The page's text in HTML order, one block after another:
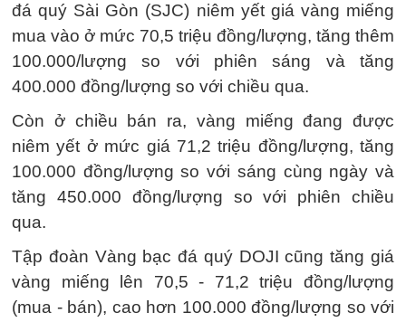
đá quý Sài Gòn (SJC) niêm yết giá vàng miếng
mua vào ở mức 70,5 triệu đồng/lượng, tăng thêm
100.000/lượng so với phiên sáng và tăng
400.000 đồng/lượng so với chiều qua.
Còn ở chiều bán ra, vàng miếng đang được
niêm yết ở mức giá 71,2 triệu đồng/lượng, tăng
100.000 đồng/lượng so với sáng cùng ngày và
tăng 450.000 đồng/lượng so với phiên chiều
qua.
Tập đoàn Vàng bạc đá quý DOJI cũng tăng giá
vàng miếng lên 70,5 - 71,2 triệu đồng/lượng
(mua - bán), cao hơn 100.000 đồng/lượng so với